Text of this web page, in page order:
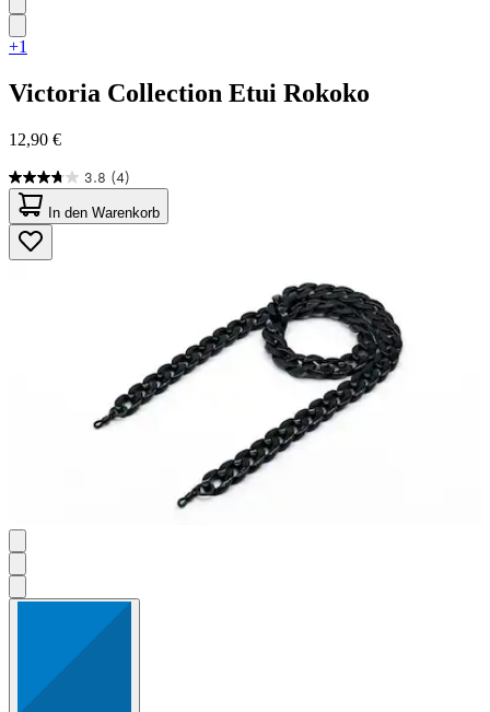
+1
Victoria Collection Etui Rokoko
12,90 €
3.8 (4)
3.8
von
5
Sternen.
4
In den Warenkorb